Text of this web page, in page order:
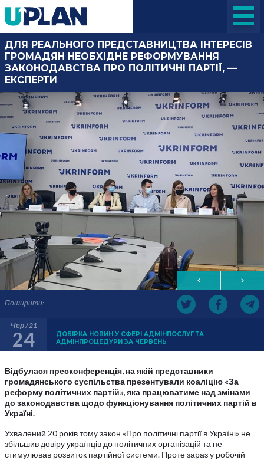
Поширити:
ДЛЯ РЕАЛЬНОГО ПРЕДСТАВНИЦТВА ІНТЕРЕСІВ
ГРОМАДЯН НЕОБХІДНЕ РЕФОРМУВАННЯ
ЗАКОНОДАВСТВА ПРО ПОЛІТИЧНІ ПАРТІЇ, —
ЕКСПЕРТИ
Чер / 21
24
ДОБІРКА НОВИН У СФЕРІ АДМІНПОСЛУГ ТА
АДМІНПРОЦЕДУРИ ЗА ЧЕРВЕНЬ
Відбулася пресконференція, на якій представники
громадянського суспільства презентували коаліцію «За
реформу політичних партій», яка працюватиме над змінами
до законодавства щодо функціонування політичних партій в
Україні.
Ухвалений 20 років тому закон «Про політичні партії в Україні» не
збільшив довіру українців до політичних організацій та не
стимулював розвиток партійної системи. Проте зараз у робочій